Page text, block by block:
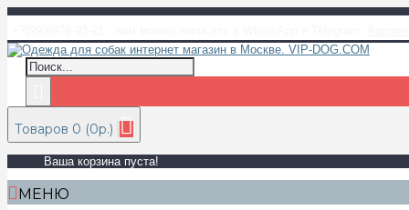
Товаров 0 (0р.)
Ваша корзина пуста!
МЕНЮ